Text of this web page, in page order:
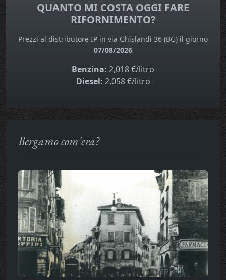
QUANTO MI COSTA OGGI FARE
RIFORNIMENTO?
Prezzi al distributore IP in via Ghislandi 36 (BG) il giorno
07/08/2026
Benzina: 2,018 €/litro
Diesel: 2,058 €/litro
Bergamo com'era?